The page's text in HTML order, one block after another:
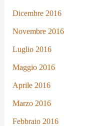
Dicembre 2016
Novembre 2016
Luglio 2016
Maggio 2016
Aprile 2016
Marzo 2016
Febbraio 2016